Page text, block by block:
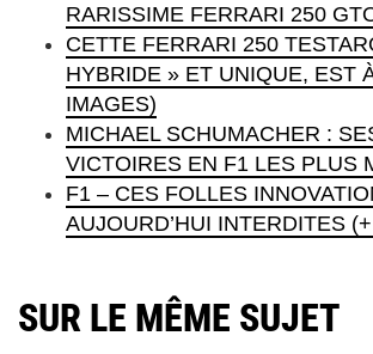
RARISSIME FERRARI 250
CETTE FERRARI 250
HYBRIDE » ET UNIQUE, EST
IMAGES)
MICHAEL SCHUMACHER :
VICTOIRES EN F1 LES PLUS
F1 – CES FOLLES
AUJOURD’HUI INTERDITES
SUR LE MÊME SUJET